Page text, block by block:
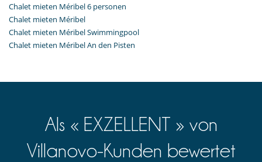
Chalet mieten Méribel 6 personen
Chalet mieten Méribel
Chalet mieten Méribel Swimmingpool
Chalet mieten Méribel An den Pisten
Als « EXZELLENT » von
Villanovo-Kunden bewertet